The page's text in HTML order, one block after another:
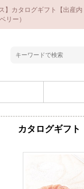
】カタログギフト【出産内
リー）
カタログギフト